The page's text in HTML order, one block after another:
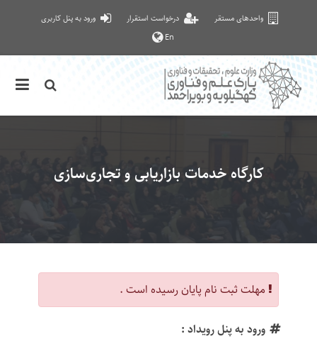
واحدهای مستقر درخواست استقرار
ورود به پنل کاربری
En
کارگاه خدمات بازاریابی و تجاری‌سازی
مهلت ثبت نام پایان رسیده است .
ورود به پنل رویداد :